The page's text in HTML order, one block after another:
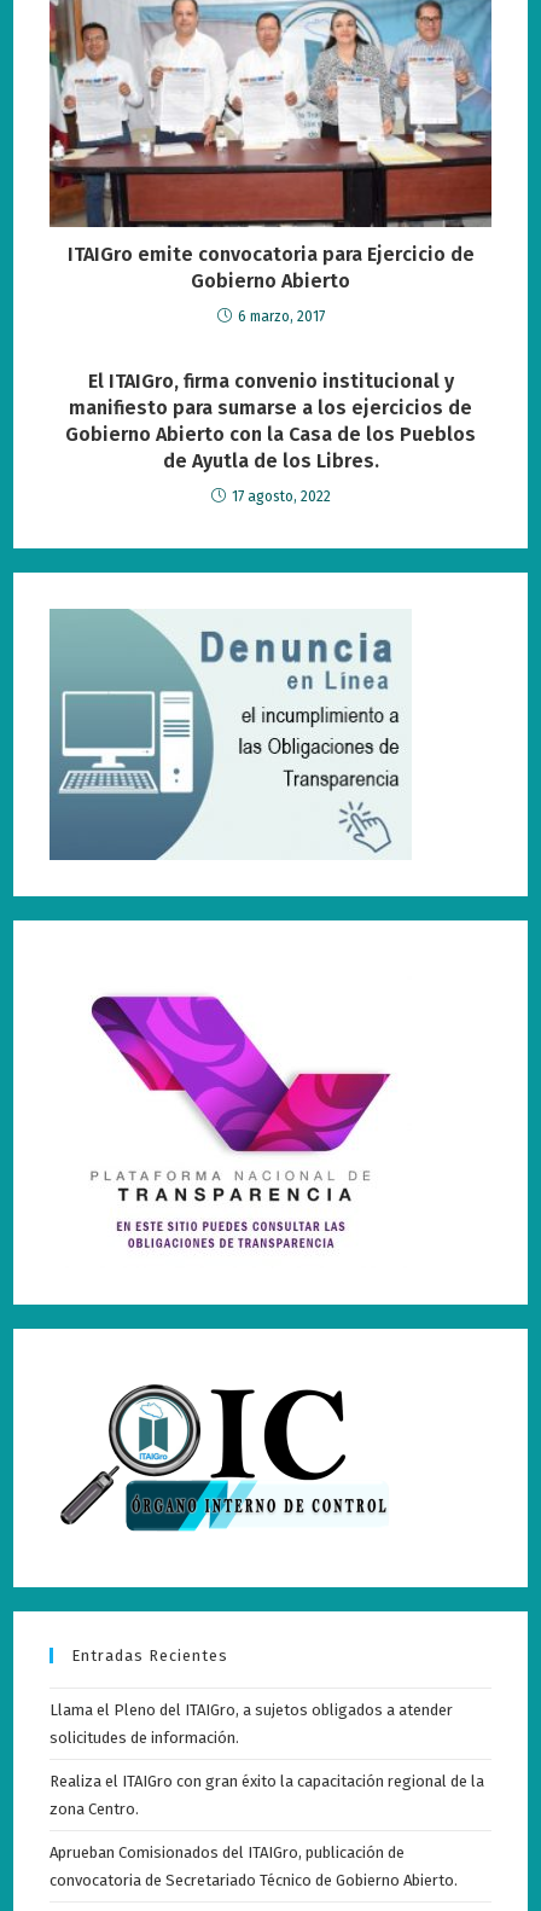
ITAIGro emite convocatoria para Ejercicio de
Gobierno Abierto
6 marzo, 2017
El ITAIGro, firma convenio institucional y
manifiesto para sumarse a los ejercicios de
Gobierno Abierto con la Casa de los Pueblos
de Ayutla de los Libres.
17 agosto, 2022
Entradas Recientes
Llama el Pleno del ITAIGro, a sujetos obligados a atender
solicitudes de información.
Realiza el ITAIGro con gran éxito la capacitación regional de la
zona Centro.
Aprueban Comisionados del ITAIGro, publicación de
convocatoria de Secretariado Técnico de Gobierno Abierto.